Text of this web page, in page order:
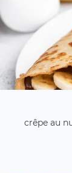
crêpe au